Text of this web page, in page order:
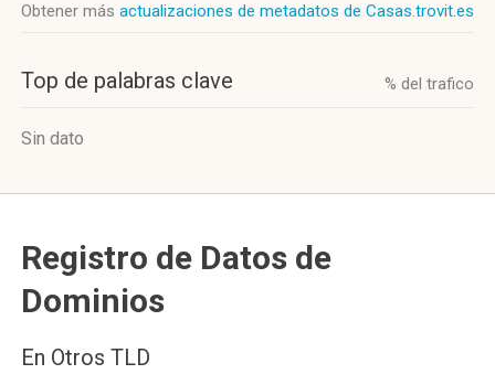
Obtener más actualizaciones de metadatos de Casas.trovit.es
Top de palabras clave % del trafico
Sin dato
Registro de Datos de
Dominios
En Otros TLD